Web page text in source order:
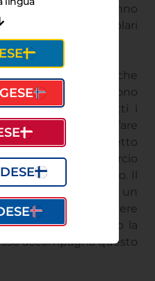
scandinavi fanno
forza, non particolari
coloro che
ottengono
Anche se tutti i
un modello di welfare
come detto
e il commercio
solo questo fatto. Il
incoraggiano un
si sforzano di avere
mentre evitano la
accompagna questo